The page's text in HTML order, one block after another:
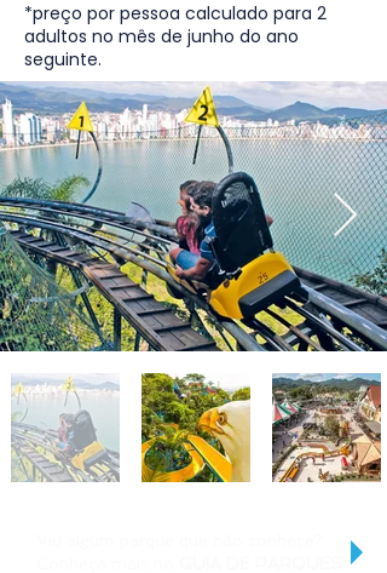
*preço por pessoa calculado para 2
adultos no mês de junho do ano
seguinte.